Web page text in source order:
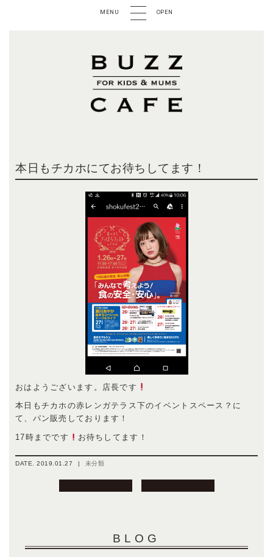
MENU OPEN
本日もチカホにてお待ちしてます！
おはようございます。店長です
本日もチカホの赤レンガテラス下のイベントスペース？に
て、パン販売しております！
17時までです お待ちしてます！
DATE.2019.01.27 | 未分類
BLOG